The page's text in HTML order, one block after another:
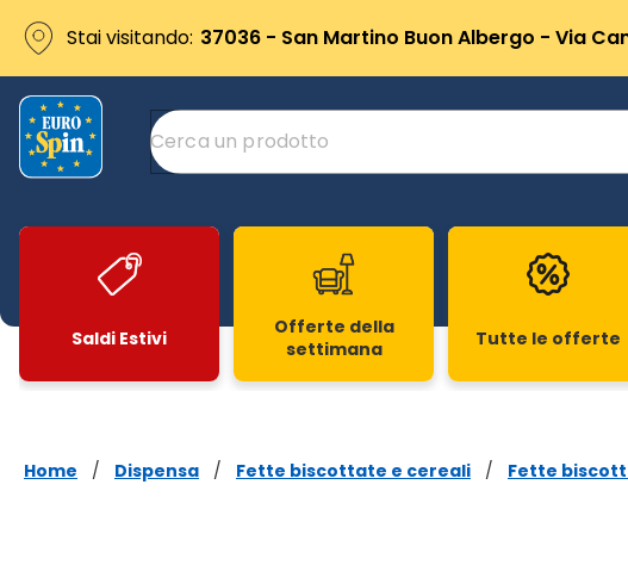
Stai visitando: 37036 - San Martino Buon Albergo - Via
Saldi Estivi
Offerte della
settimana
Tutte le offerte
Home / Dispensa / Fette biscottate e cereali / Fette